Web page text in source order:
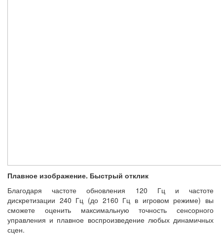
Плавное изображение. Быстрый отклик
Благодаря частоте обновления 120 Гц и частоте
дискретизации 240 Гц (до 2160 Гц в игровом режиме) вы
сможете оценить максимальную точность сенсорного
управления и плавное воспроизведение любых динамичных
сцен.